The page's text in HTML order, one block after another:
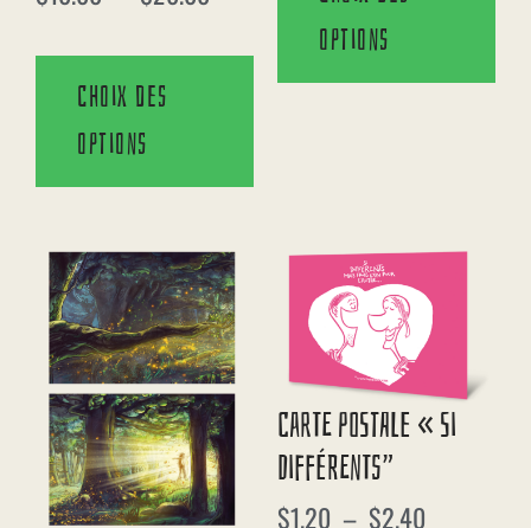
Choix des
options
options
Carte Postale « Si
Différents”
$1.20 – $2.40